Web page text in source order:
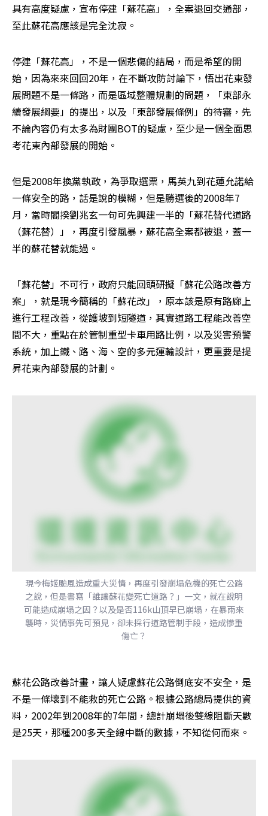
具有高度疑慮，宣布停建「蘇花高」，全案退回交通部，
至此蘇花高應該是完全沈寂。
停建「蘇花高」，不是一個悲傷的結局，而是希望的開
始，因為來來回回20年，在不斷攻防討論下，悟出花東發
展問題不是一條路，而是區域整體規劃的問題，「東部永
續發展綱要」的提出，以及「東部發展條例」的待審，先
不論內容仍有太多為財團BOT的疑慮，至少是一個全面思
考花東內部發展的開始。
但是2008年換黨執政，為爭取選票，馬英九到花蓮允諾給
一條安全的路，話是說的模糊，但是勝選後的2008年7
月，當時閣揆劉兆玄一句可先興建一半的「蘇花替代道路
（蘇花替）」，再度引發風暴，蘇花高全案都被退，蓋一
半的蘇花替就能過。
「蘇花替」不可行，政府只能回頭研擬「蘇花公路改善方
案」，就是現今簡稱的「蘇花改」，原本該是原有路廊上
進行工程改善，從護坡到短隧道，其實道路工程能改善空
間不大，重點在於管制重型卡車用路比例，以及災害預警
系統，加上鐵、路、海、空的多元運輸設計，更重要是提
昇花東內部發展的計劃。
現今梅姬颱風造成重大災情，再度引發崩塌危機的死亡公路
之說，但是書寫「誰讓蘇花變死亡道路？」一文，就在說明
可能造成崩塌之因？以及是否116k山頂早已崩塌，在暴雨來
襲時，災情事先可預見，卻未採行道路管制手段，造成慘重
傷亡？
蘇花公路改善計畫，讓人疑慮蘇花公路倒底安不安全，是
不是一條壞到不能救的死亡公路。根據公路總局提供的資
料，2002年到2008年的7年間，總計崩塌後雙線阻斷天數
是25天，那種200多天全線中斷的數據，不知從何而來。